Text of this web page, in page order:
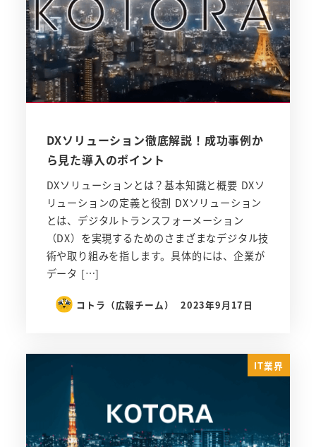
DXソリューション徹底解説！成功事例か
ら見た導入のポイント
DXソリューションとは？基本知識と概要 DXソ
リューションの定義と役割 DXソリューション
とは、デジタルトランスフォーメーション
（DX）を実現するためのさまざまなデジタル技
術や取り組みを指します。具体的には、企業が
データ […]
コトラ（広報チーム） 2023年9月17日
IT業界